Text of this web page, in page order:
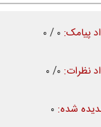
پیامک:
نظرات:
شده: